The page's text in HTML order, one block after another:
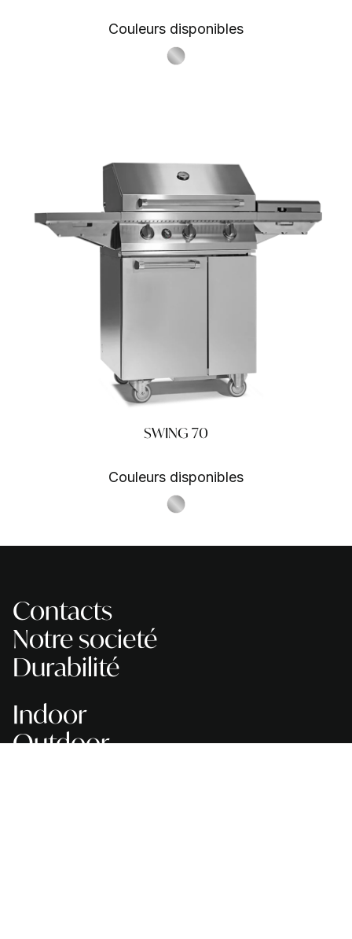
Couleurs disponibles
S.Steel SS
SWING 70
Couleurs disponibles
S.Steel SS
Contacts
Notre societé
Durabilité
Indoor
Outdoor